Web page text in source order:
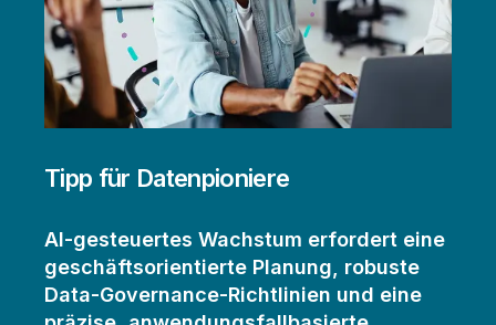
Tipp für Datenpioniere
AI-gesteuertes Wachstum erfordert eine
geschäftsorientierte Planung, robuste
Data-Governance-Richtlinien und eine